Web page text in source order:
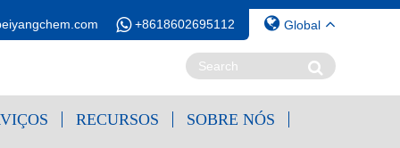
Global
+8618602695112
RECURSOS SOBRE NÓS